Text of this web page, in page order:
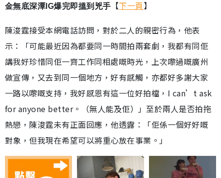
金無底深潭IG爆完即搵到兇手 【下一頁】
陳浚霆接受本網電話訪問，對於二人的親密行為，他表
示：「可能最近因為都要同一時間拍兩套劇，我都有同佢
講我好珍惜同佢一齊工作同相處嘅時光，上次嚟過嘅廣州
做宣傳，又去到同一個地方，好有感觸，亦都好多謝大家
一路以嚟嘅支持，我好感恩有這一位好拍檔，I can’t ask
for anyone better。（無人能及佢）」至於兩人是否拍拖
熱戀，陳浚霆未有正面回應，他透露：「佢係一個好好嘅
對象，但我現在希望可以將重心放在事業。」